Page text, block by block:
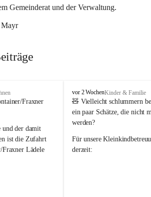
Gemeinderat und der Verwaltung.
Mayr
Fraxner
und der damit
ist die Zufahrt
Fraxner Lädele
F
r
a
x
r
n
vor 2 WochenKinder & Familie
🧸 Vielleicht schlummern
ein paar Schätze, die nicht
werden?
Für unsere
derzeit: